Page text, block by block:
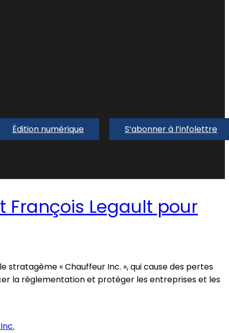
Édition numérique S’abonner à l’infolettre
François Legault pour
« Chauffeur Inc. », qui cause des pertes
la réglementation et protéger les entreprises et les